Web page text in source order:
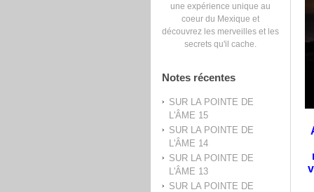
une expérience unique au
coeur du Mexique et
découvrez les merveilles et les
secrets qu'il cache.
Notes récentes
SUR LA POINTE DE
L'ÂME 15
SUR LA POINTE DE
L'ÂME 14
SUR LA POINTE DE
L'ÂME 13
SUR LA POINTE DE